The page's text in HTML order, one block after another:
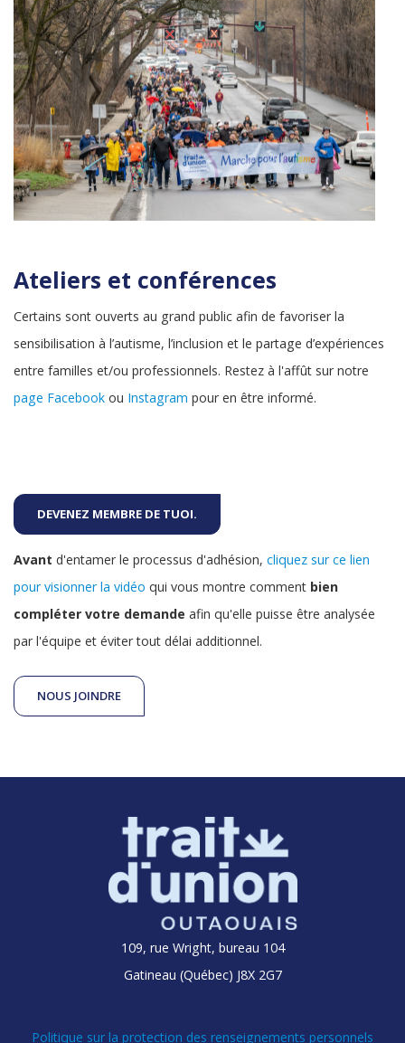
Ateliers et conférences
Certains sont ouverts au grand public afin de favoriser la
sensibilisation à l’autisme, l’inclusion et le partage d’expériences
entre familles et/ou professionnels. Restez à l'affût sur notre
page Facebook ou Instagram pour en être informé.
DEVENEZ MEMBRE DE TUOI.
Avant d'entamer le processus d'adhésion, cliquez sur ce lien
pour visionner la vidéo qui vous montre comment bien
compléter votre demande afin qu'elle puisse être analysée
par l'équipe et éviter tout délai additionnel.
NOUS JOINDRE
109, rue Wright, bureau 104
Gatineau (Québec) J8X 2G7
Politique sur la protection des renseignements personnels